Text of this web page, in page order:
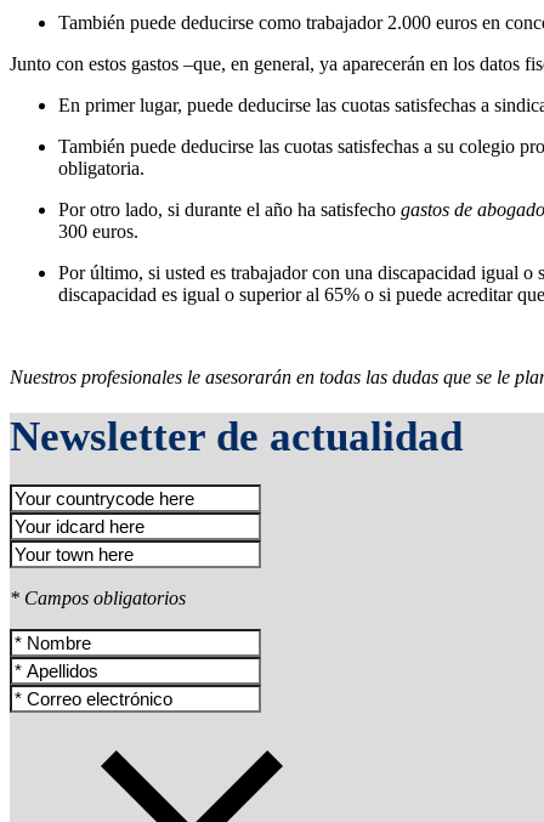
También puede deducirse como trabajador 2.000 euros en
Junto con estos gastos –que, en general, ya aparecerán en los datos
En primer lugar, puede deducirse las cuotas satisfechas a
También puede deducirse las cuotas satisfechas a su colegio
obligatoria.
Por otro lado, si durante el año ha satisfecho gastos de
300 euros.
Por último, si usted es trabajador con una discapacidad igual
discapacidad es igual o superior al 65% o si puede acreditar
Nuestros profesionales le asesorarán en todas las dudas que se le
Newsletter de actualidad
* Campos obligatorios